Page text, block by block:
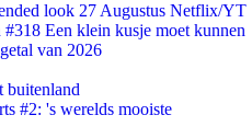
look 27 Augustus Netflix/YT
Een klein kusje moet kunnen
van 2026
buitenland
#2: 's werelds mooiste